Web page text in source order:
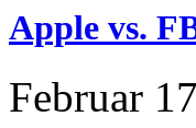
Apple vs.
Februar